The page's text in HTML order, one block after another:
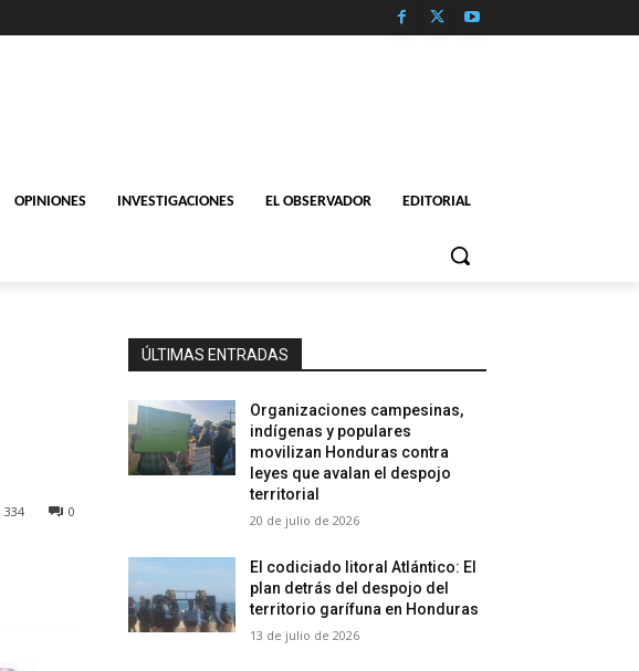
OPINIONES INVESTIGACIONES EL OBSERVADOR EDITORIAL
0
334
ÚLTIMAS ENTRADAS
Organizaciones campesinas,
indígenas y populares
movilizan Honduras contra
leyes que avalan el despojo
territorial
20 de julio de 2026
El codiciado litoral Atlántico: El
plan detrás del despojo del
territorio garífuna en Honduras
13 de julio de 2026